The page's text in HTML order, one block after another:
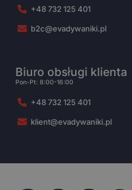
+48 732 125 401
b2c@evadywaniki.pl
Biuro obsługi klienta
Pon-Pt: 8:00-16:00
+48 732 125 401
klient@evadywaniki.pl